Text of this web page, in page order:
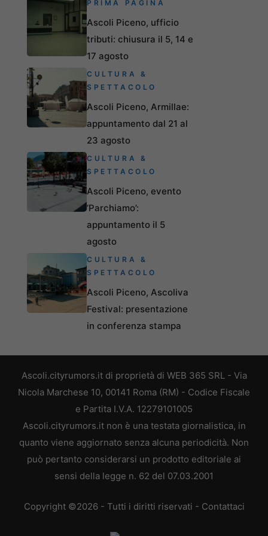
PRIMA PAGINA
Ascoli Piceno, ufficio
tributi: chiusura il 5, 14 e
17 agosto
CULTURA &
SPETTACOLO
Ascoli Piceno, Armillae:
appuntamento dal 21 al
23 agosto
CULTURA &
SPETTACOLO
Ascoli Piceno, evento
‘Parchiamo’:
appuntamento il 5
agosto
CULTURA &
SPETTACOLO
Ascoli Piceno, Ascoliva
Festival: presentazione
in conferenza stampa
Ascoli.cityrumors.it di proprietà di WEB 365 SRL - Via
Nicola Marchese 10, 00141 Roma (RM) - Codice Fiscale
e Partita I.V.A. 12279101005
Ascoli.cityrumors.it non è una testata giornalistica, in
quanto viene aggiornato senza alcuna periodicità. Non
può pertanto considerarsi un prodotto editoriale ai
sensi della legge n. 62 del 07.03.2001
Copyright ©2026 - Tutti i diritti riservati - Contattaci